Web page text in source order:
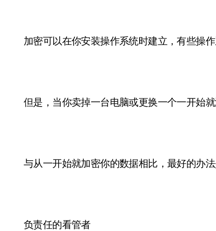
加密可以在你安装操作系统时建立，有些操
但是，当你卖掉一台电脑或更换一个一开始
与从一开始就加密你的数据相比，最好的办
负责任的看管者